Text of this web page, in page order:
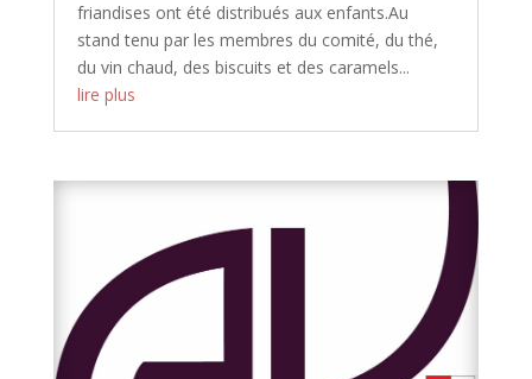
friandises ont été distribués aux enfants.Au
stand tenu par les membres du comité, du thé,
du vin chaud, des biscuits et des caramels...
lire plus